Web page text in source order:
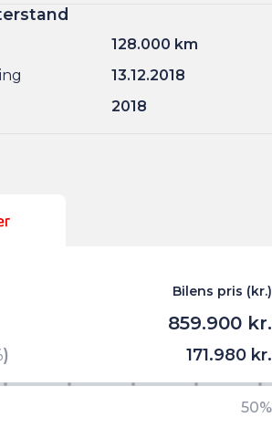
128.000 km
13.12.2018
2018